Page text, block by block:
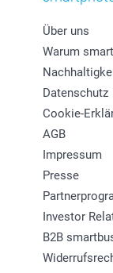
Über uns
Warum
Datenschutz
Cookie-
AGB
Impressum
Presse
Investor
B2B